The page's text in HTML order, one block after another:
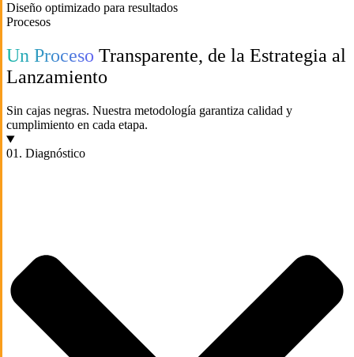
Diseño optimizado para resultados
Procesos
Un Proceso Transparente, de la Estrategia al
Lanzamiento
Sin cajas negras. Nuestra metodología garantiza calidad y
cumplimiento en cada etapa.
01. Diagnóstico